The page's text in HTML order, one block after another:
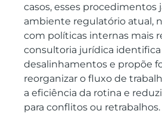
casos, esses procedimentos
ambiente regulatório atual,
com políticas internas mais
consultoria jurídica identifica
desalinhamentos e propõe
reorganizar o fluxo de
a eficiência da rotina e
para conflitos ou retrabalhos.